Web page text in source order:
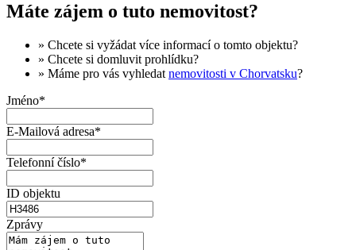
Máte zájem o tuto nemovitost?
» Chcete si vyžádat více informacío tomto objektu?
» Chcete si domluvit prohlídku?
» Máme pro vás vyhledat nemovitosti v Chorvatsku?
Jméno*
E-Mailová adresa*
Telefonní číslo*
ID objektu
Zprávy